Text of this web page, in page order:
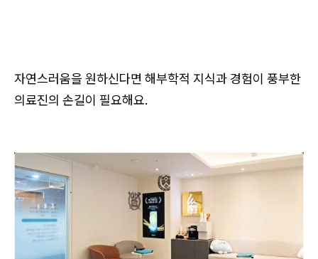
자연스러움을 원하신다면 해부학적 지식과 경험이 풍부한
의료진의 손길이 필요해요.